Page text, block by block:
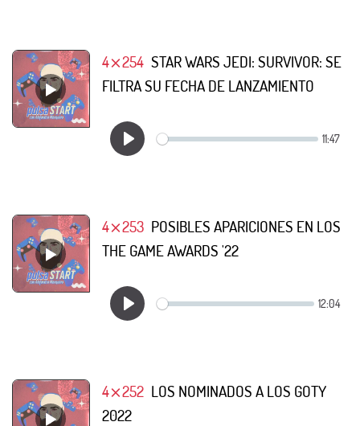
4⨯254 STAR WARS JEDI: SURVIVOR: SE
FILTRA SU FECHA DE LANZAMIENTO
4⨯253 POSIBLES APARICIONES EN LOS
THE GAME AWARDS '22
4⨯252 LOS NOMINADOS A LOS GOTY
2022